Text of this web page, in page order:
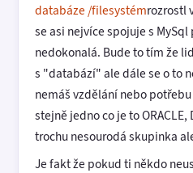
databáze /filesystémrozrostl
se asi nejvíce spojuje s
nedokonalá. Bude to tím že
s "databází" ale dále se o to
nemáš vzdělání nebo
stejně jedno co je to ORACLE,
trochu nesourodá skupinka
Je fakt že pokud ti někdo